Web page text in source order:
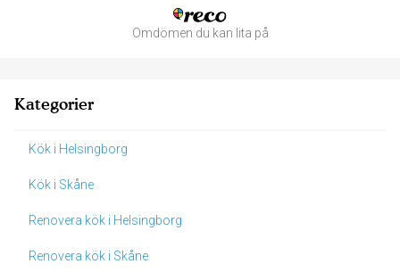
Omdömen du kan lita på
Kategorier
Kök i Helsingborg
Kök i Skåne
Renovera kök i Helsingborg
Renovera kök i Skåne